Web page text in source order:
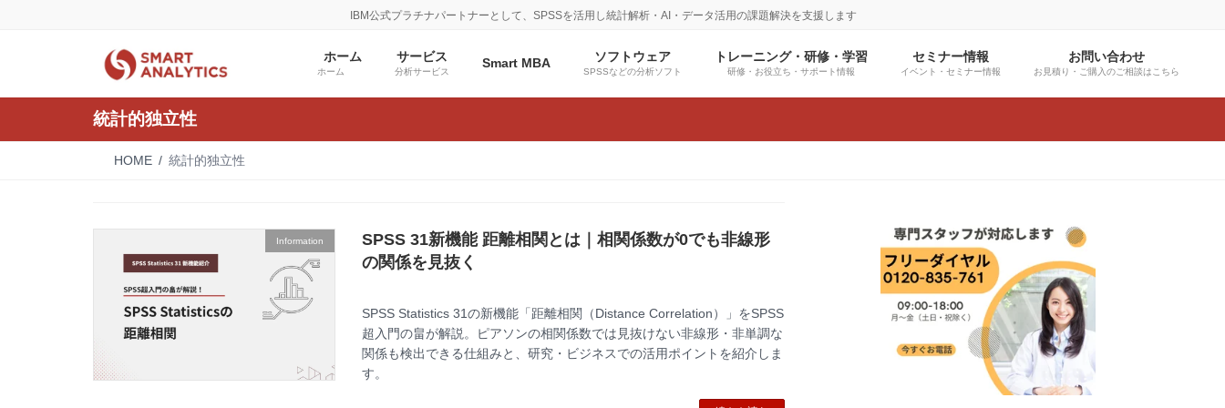
キ
に
IBM公式プラチナパートナーとして、SPSSを活用し統計解析・AI・データ活用の課題解決を支援します
ホーム
ホーム
サービス
分析サービス
Smart MBA ソフトウェア
SPSSなどの分析ソフト
トレーニング・研修・学習
研修・お役立ち・サポート情報
セミナー情報
イベント・セミナー情報
お問い合わせ
お見積り・ご購入のご相談はこちら
統計的独立性
HOME 統計的独立性
Information
SPSS 31新機能 距離相関とは｜相関係数が0でも非線形
の関係を見抜く
SPSS Statistics 31の新機能「距離相関（Distance Correlation）」をSPSS
超入門の畠が解説。ピアソンの相関係数では見抜けない非線形・非単調な
関係も検出できる仕組みと、研究・ビジネスでの活用ポイントを紹介しま
す。